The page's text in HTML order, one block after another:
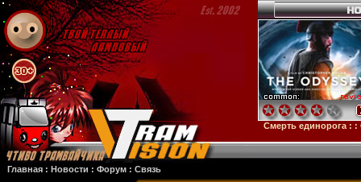
Главная : Новости : Форум : Связь
: :Микки 17: :Субстанция: : 28 лет спустя Смерть единорога: :Орудия